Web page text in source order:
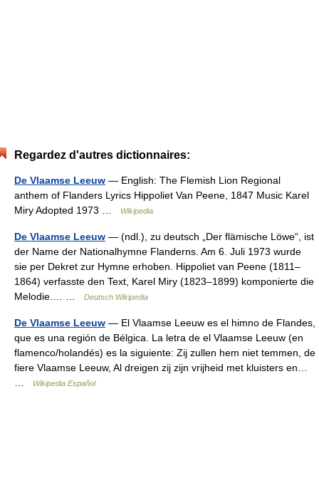
Regardez d'autres dictionnaires:
De Vlaamse Leeuw — English: The Flemish Lion Regional
anthem of Flanders Lyrics Hippoliet Van Peene, 1847 Music Karel
Miry Adopted 1973 …
Wikipedia
De Vlaamse Leeuw — (ndl.), zu deutsch „Der flämische Löwe“, ist
der Name der Nationalhymne Flanderns. Am 6. Juli 1973 wurde
sie per Dekret zur Hymne erhoben. Hippoliet van Peene (1811–
1864) verfasste den Text, Karel Miry (1823–1899) komponierte die
Melodie.… …
Deutsch Wikipedia
De Vlaamse Leeuw — El Vlaamse Leeuw es el himno de Flandes,
que es una región de Bélgica. La letra de el Vlaamse Leeuw (en
flamenco/holandés) es la siguiente: Zij zullen hem niet temmen, de
fiere Vlaamse Leeuw, Al dreigen zij zijn vrijheid met kluisters en…
Wikipedia Español